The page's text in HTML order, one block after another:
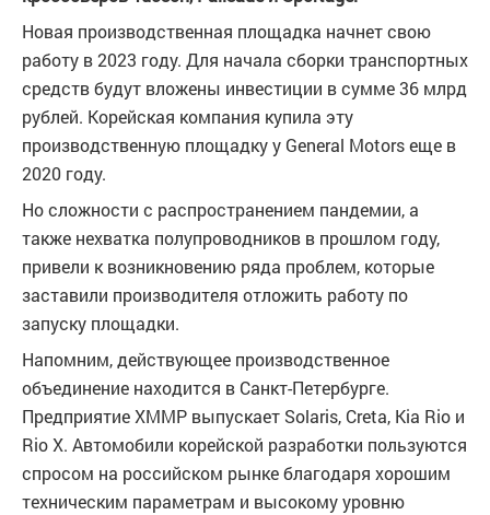
Новая производственная площадка начнет свою
работу в 2023 году. Для начала сборки транспортных
средств будут вложены инвестиции в сумме 36 млрд
рублей. Корейская компания купила эту
производственную площадку у General Motors еще в
2020 году.
Но сложности с распространением пандемии, а
также нехватка полупроводников в прошлом году,
привели к возникновению ряда проблем, которые
заставили производителя отложить работу по
запуску площадки.
Напомним, действующее производственное
объединение находится в Санкт-Петербурге.
Предприятие ХММР выпускает Solaris, Creta, Kia Rio и
Rio X. Автомобили корейской разработки пользуются
спросом на российском рынке благодаря хорошим
техническим параметрам и высокому уровню